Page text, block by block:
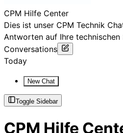
CPM Hilfe Center
Dies ist unser CPM Technik
Antworten auf Ihre technischen
Conversations
Today
New Chat
Toggle Sidebar
CPM Hilfe